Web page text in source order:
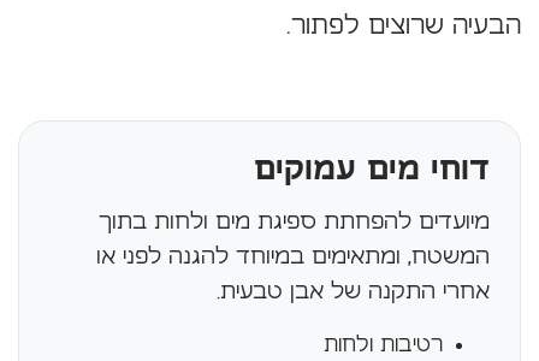
הבעיה שרוצים לפתור.
דוחי מים עמוקים
מיועדים להפחתת ספיגת מים ולחות בתוך
המשטח, ומתאימים במיוחד להגנה לפני או
אחרי התקנה של אבן טבעית.
רטיבות ולחות